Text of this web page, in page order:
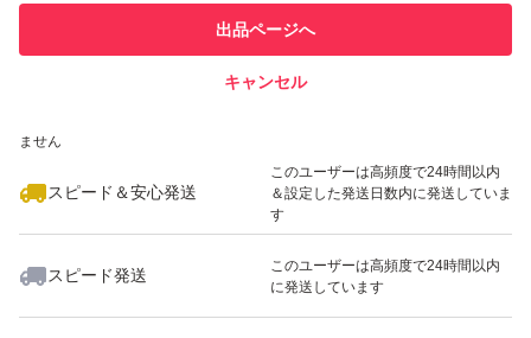
での取引実績があります
ません
スピード＆安心発送
このユーザーは高頻度で24時間以内
＆設定した発送日数内に発送していま
す
スピード発送
このユーザーは高頻度で24時間以内
に発送しています
出品ページへ
キャンセル
いいね！
47,500